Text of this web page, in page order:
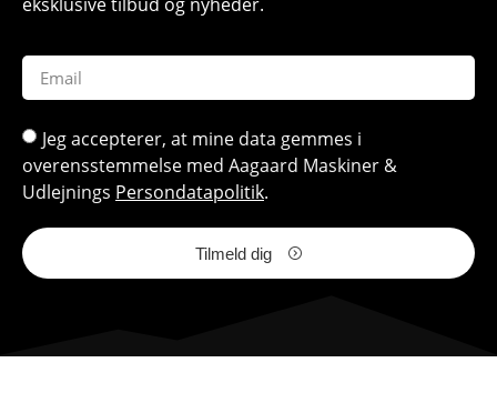
Jeg accepterer, at mine data gemmes i
overensstemmelse med Aagaard Maskiner &
Udlejnings Persondatapolitik.
Tilmeld dig